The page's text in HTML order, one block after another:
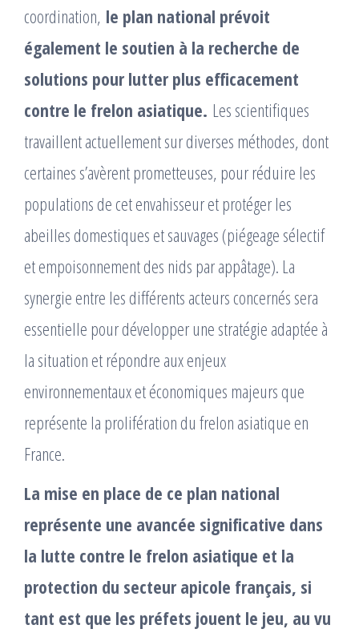
coordination, le plan national prévoit
également le soutien à la recherche de
solutions pour lutter plus efficacement
contre le frelon asiatique. Les scientifiques
travaillent actuellement sur diverses méthodes, dont
certaines s’avèrent prometteuses, pour réduire les
populations de cet envahisseur et protéger les
abeilles domestiques et sauvages (piégeage sélectif
et empoisonnement des nids par appâtage). La
synergie entre les différents acteurs concernés sera
essentielle pour développer une stratégie adaptée à
la situation et répondre aux enjeux
environnementaux et économiques majeurs que
représente la prolifération du frelon asiatique en
France.
La mise en place de ce plan national
représente une avancée significative dans
la lutte contre le frelon asiatique et la
protection du secteur apicole français, si
tant est que les préfets jouent le jeu, au vu